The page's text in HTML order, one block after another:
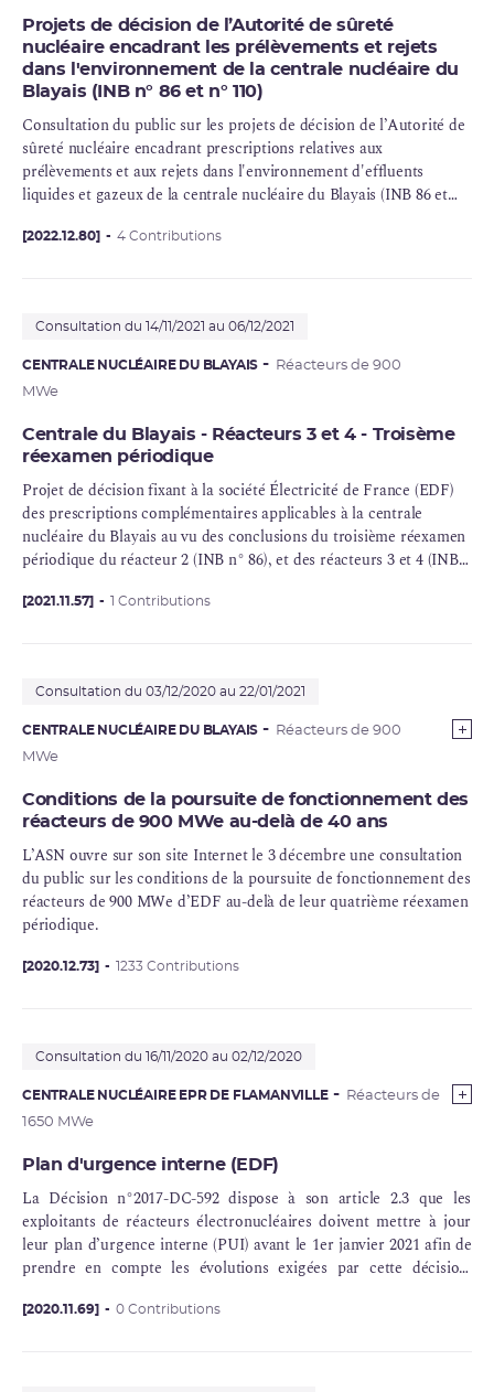
Projets de décision de l’Autorité de sûreté
nucléaire encadrant les prélèvements et rejets
dans l'environnement de la centrale nucléaire du
Blayais (INB n° 86 et n° 110)
Consultation du public sur les projets de décision de l’Autorité de
sûreté nucléaire encadrant prescriptions relatives aux
prélèvements et aux rejets dans l'environnement d'effluents
liquides et gazeux de la centrale nucléaire du Blayais (INB 86 et
[2022.12.80] 4 Contributions
Consultation du 14/11/2021 au 06/12/2021
CENTRALE NUCLÉAIRE DU BLAYAIS
Réacteurs de 900
MWe
Centrale du Blayais - Réacteurs 3 et 4 - Troisème
réexamen périodique
Projet de décision fixant à la société Électricité de France (EDF)
des prescriptions complémentaires applicables à la centrale
nucléaire du Blayais au vu des conclusions du troisième réexamen
périodique du réacteur 2 (INB n° 86), et des réacteurs 3 et 4 (INB
[2021.11.57] 1 Contributions
Consultation du 03/12/2020 au 22/01/2021
CENTRALE NUCLÉAIRE DU BLAYAIS
Réacteurs de 900
MWe
Conditions de la poursuite de fonctionnement des
réacteurs de 900 MWe au-delà de 40 ans
L’ASN ouvre sur son site Internet le 3 décembre une consultation
du public sur les conditions de la poursuite de fonctionnement des
réacteurs de 900 MWe d’EDF au-delà de leur quatrième réexamen
périodique.
[2020.12.73] 1233 Contributions
Consultation du 16/11/2020 au 02/12/2020
CENTRALE NUCLÉAIRE EPR DE FLAMANVILLE
Réacteurs de
1650 MWe
Plan d'urgence interne (EDF)
La Décision n°2017-DC-592 dispose à son article 2.3 que les
exploitants de réacteurs électronucléaires doivent mettre à jour
leur plan d’urgence interne (PUI) avant le 1er janvier 2021 afin de
prendre en compte les évolutions exigées par cette décision.
demandé à l’ASN, conformément à l’article 3 de cette même
[2020.11.69] 0 Contributions